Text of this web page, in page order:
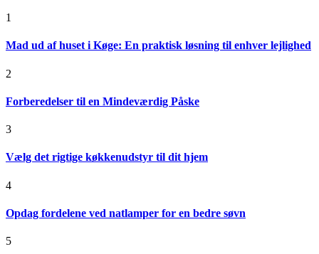
1
Mad ud af huset i Køge: En praktisk løsning til enhver lejlighed
2
Forberedelser til en Mindeværdig Påske
3
Vælg det rigtige køkkenudstyr til dit hjem
4
Opdag fordelene ved natlamper for en bedre søvn
5